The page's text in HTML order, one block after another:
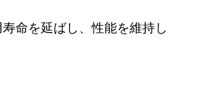
命を延ばし、性能を維持し